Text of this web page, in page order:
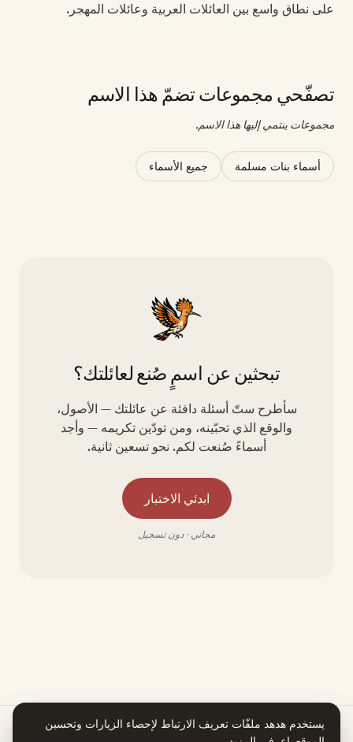
على نطاق واسع بين العائلات العربية وعائلات المهجر.
تصفّحي مجموعات تضمّ هذا الاسم
مجموعات ينتمي إليها هذا الاسم.
أسماء بنات مسلمة جميع الأسماء
تبحثين عن اسمٍ صُنع لعائلتك؟
سأطرح ستّ أسئلة دافئة عن عائلتك — الأصول،
والوقع الذي تحبّينه، ومن تودّين تكريمه — وأجد
أسماءً صُنعت لكم. نحو تسعين ثانية.
ابدئي الاختبار
مجاني · دون تسجيل
يستخدم هدهد ملفّات تعريف الارتباط لإحصاء الزيارات وتحسين